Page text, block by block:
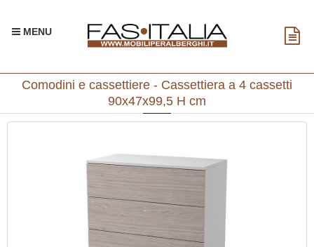
MENU
Comodini e cassettiere - Cassettiera a 4 cassetti
90x47x99,5 H cm